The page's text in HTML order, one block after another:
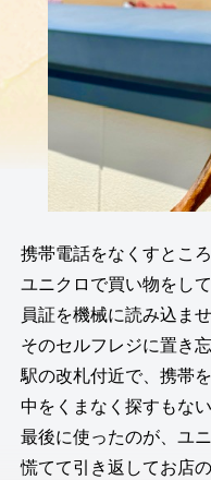
携帯電話をなくすところ
ユニクロで買い物をし
員証を機械に読み込ませ
そのセルフレジに置き
駅の改札付近で、携帯
中をくまなく探すもない
最後に使ったのが、ユニ
慌てて引き返してお店